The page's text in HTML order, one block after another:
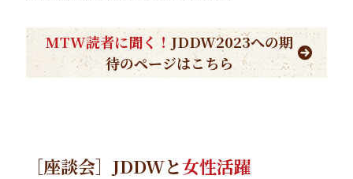
MTW読者に聞く！ JDDW2023への期
待のページはこちら
［座談会］JDDWと女性活躍